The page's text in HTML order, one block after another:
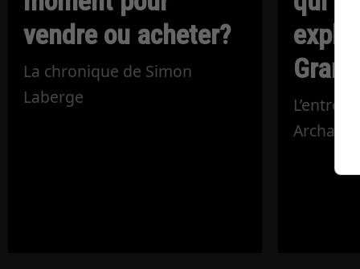
vendre ou acheter?
La chronique de Simon
Laberge